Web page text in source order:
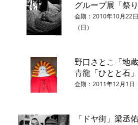
グループ展「祭り
会期：2010年10月22
（日）
野口さとこ「地
青龍「ひとと石」
会期：2011年12月1日
「ドヤ街」梁丞